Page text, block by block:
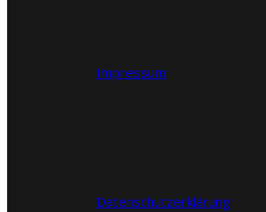
Impressum
Datenschutzerklärung